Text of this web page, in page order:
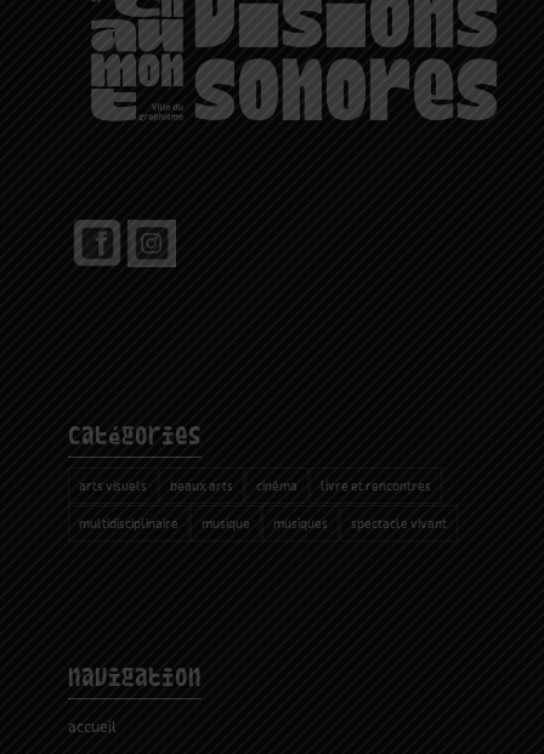
catégories
arts visuels beaux arts cinéma livre et rencontres
multidisciplinaire musique musiques spectacle vivant
navigation
accueil